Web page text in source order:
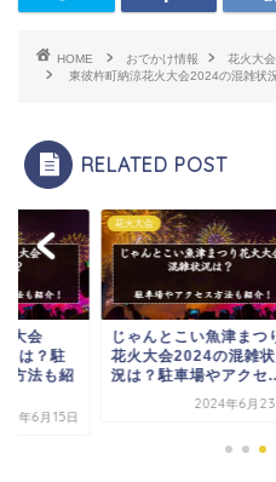
HOME おでかけ情報
花火大会
東彼杵町納涼花火大会2024の混雑状
RELATED POST
んとこい魚津まつり
大会2024の混雑状
？駐車場やアクセ...
花火大会
男鹿日本海
混雑状況は
クセス方法